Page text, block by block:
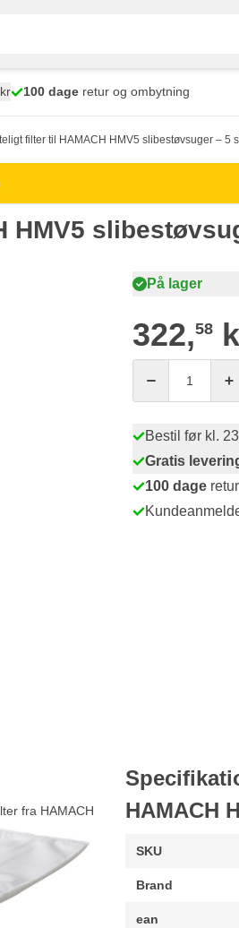
100 dage retur og ombytning
filter til HAMACH HMV5 slibestøvsuger – 5
HMV5
På lager
322,58
Bestil før kl.
Gratis
100 dage
fra HAMACH
HAMACH
SKU
Brand
ean